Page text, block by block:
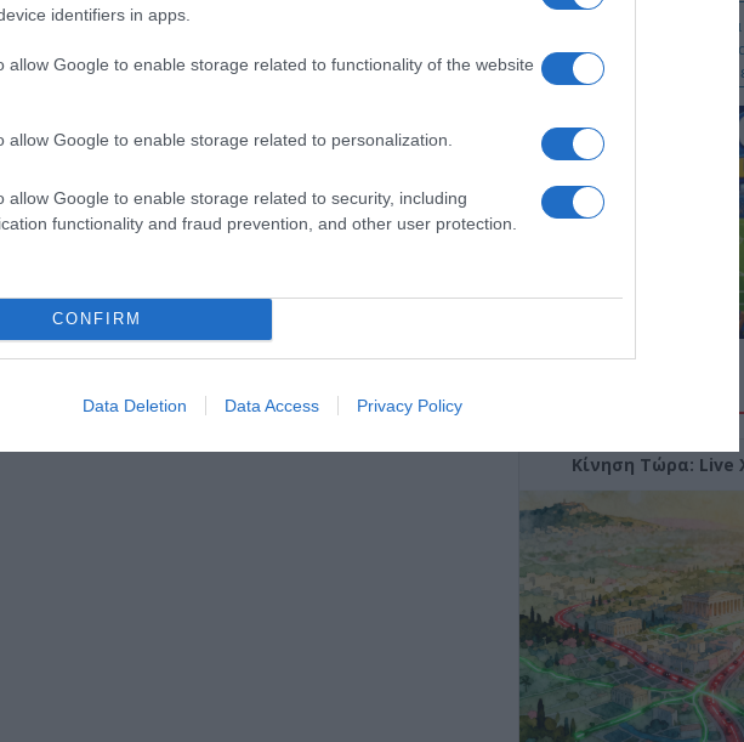
identifiers in apps.
allow Google to enable storage related to functionality of the website
allow Google to enable storage related to personalization.
allow Google to enable storage related to security, including
functionality and fraud prevention, and other user protection.
CONFIRM
Data Deletion Data Access Privacy Policy
Ρένα Δούρου: Θολή
ερωτήματα σχετικά με τα
Ελλάδας έναντι της τουρκικής
ΔΕΙΤΕ ΤΗΝ ΚΙΝΗΣΗ
Κίνηση Τώρα: Live